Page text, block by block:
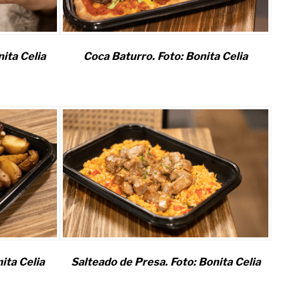
Celia Coca Baturro. Foto: Bonita Celia
Celia Salteado de Presa. Foto: Bonita Celia